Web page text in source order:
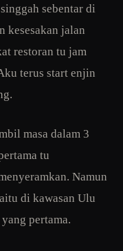
sebentar di
kesesakan jalan
restoran tu jam
terus start enjin
masa dalam 3
tu
Namun
di kawasan Ulu
pertama.